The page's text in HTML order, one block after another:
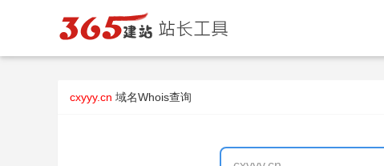
cxyyy.cn 域名Whois查询